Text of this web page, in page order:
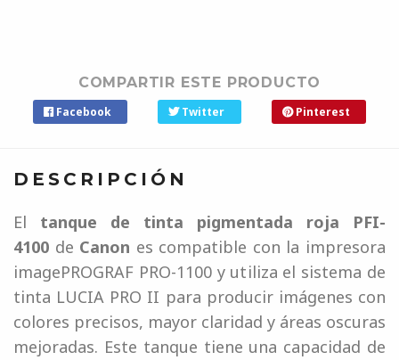
COMPARTIR ESTE PRODUCTO
Facebook Twitter Pinterest
DESCRIPCIÓN
El tanque de tinta pigmentada roja PFI-
4100 de Canon es compatible con la impresora
imagePROGRAF PRO-1100 y utiliza el sistema de
tinta LUCIA PRO II para producir imágenes con
colores precisos, mayor claridad y áreas oscuras
mejoradas. Este tanque tiene una capacidad de